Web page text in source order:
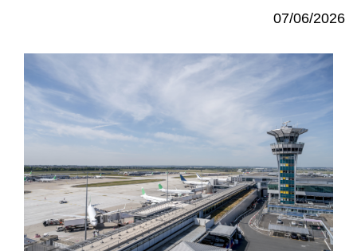
07/06/2026